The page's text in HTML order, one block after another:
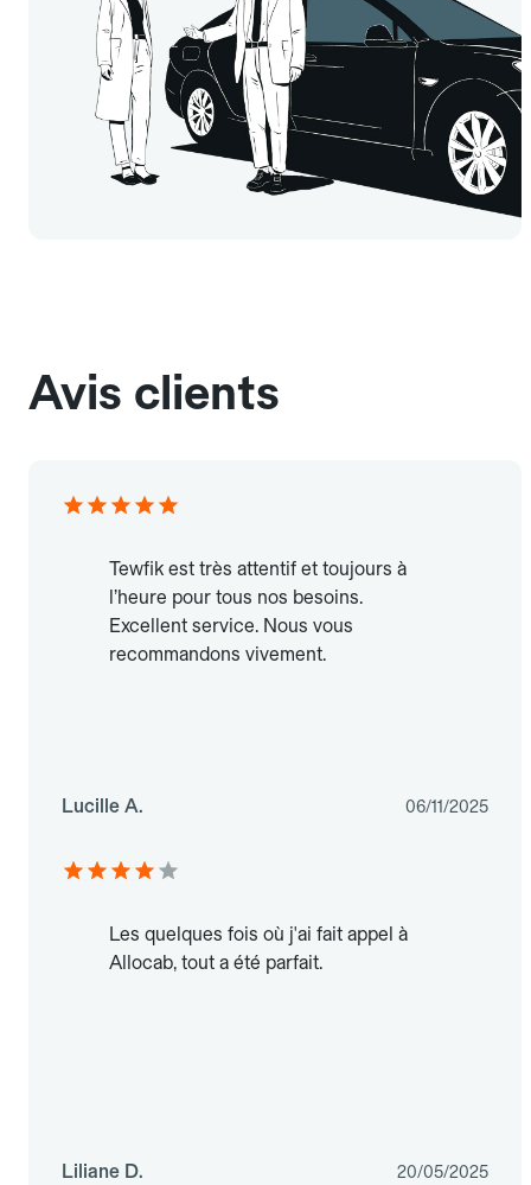
Avis clients
Tewfik est très attentif et toujours à
l’heure pour tous nos besoins.
Excellent service. Nous vous
recommandons vivement.
Lucille A. 06/11/2025
Les quelques fois où j'ai fait appel à
Allocab, tout a été parfait.
Liliane D. 20/05/2025